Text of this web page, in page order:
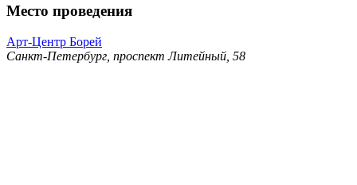
Место проведения
Арт-Центр Борей
Санкт-Петербург, проспект Литейный, 58